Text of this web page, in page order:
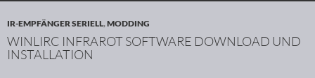
IR-EMPFÄNGER SERIELL,MODDING
WINLIRC INFRAROT SOFTWARE DOWNLOAD UND
INSTALLATION